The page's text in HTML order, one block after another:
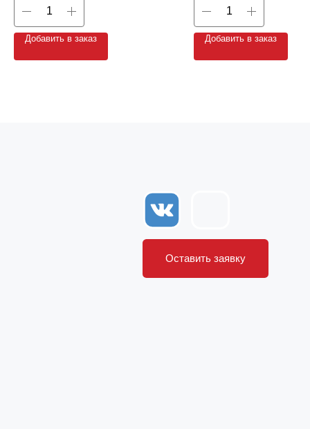
Добавить в заказ Добавить в заказ